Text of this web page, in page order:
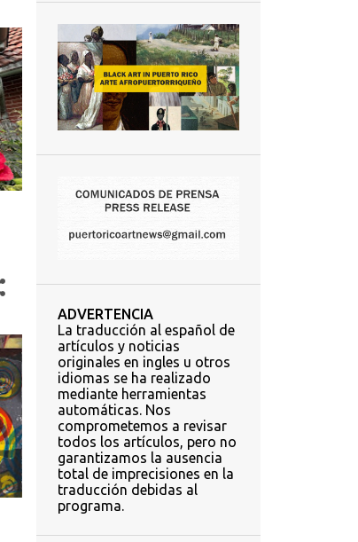
ADVERTENCIA
La traducción al español de
artículos y noticias
originales en ingles u otros
idiomas se ha realizado
mediante herramientas
automáticas. Nos
comprometemos a revisar
todos los artículos, pero no
garantizamos la ausencia
total de imprecisiones en la
traducción debidas al
programa.